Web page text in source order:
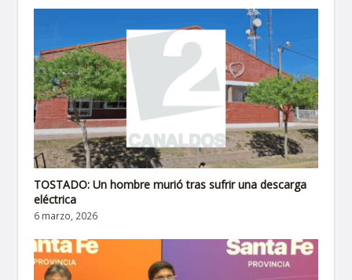
TOSTADO: Un hombre murió tras sufrir una descarga
eléctrica
6 marzo, 2026